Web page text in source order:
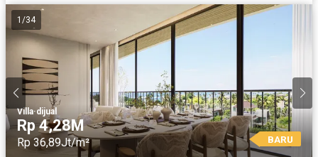
1 /34
Villa·dijual
Rp 4,28M
Rp 36,89Jt/m² BARU